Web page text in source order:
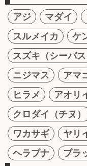
アジ マダイ
スルメイカ
ケ
スズキ（シーバス
ニジマス
アマ
ヒラメ
アオリ
クロダイ（チヌ）
ワカサギ
ヤリ
ヘラブナ
ブラ